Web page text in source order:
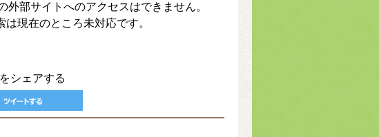
外部サイトへのアクセスはできません。
現在のところ未対応です。
シェアする